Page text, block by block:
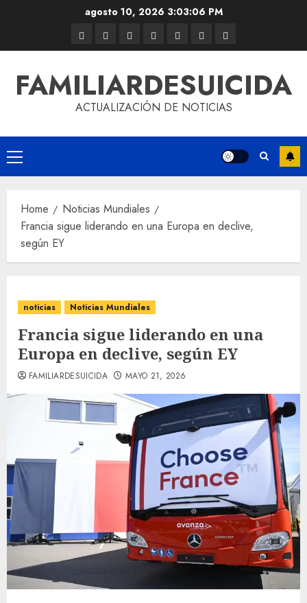
agosto 10, 2026 3:03:06 PM
FAMILIARDESUICIDA
ACTUALIZACIÓN DE NOTICIAS
Home
Noticias Mundiales
Francia sigue liderando en una Europa en declive,
según EY
noticias Noticias Mundiales
Francia sigue liderando en una
Europa en declive, según EY
FAMILIARDESUICIDA MAYO 21, 2026